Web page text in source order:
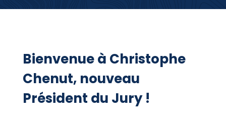
Bienvenue à Christophe
Chenut, nouveau
Président du Jury !